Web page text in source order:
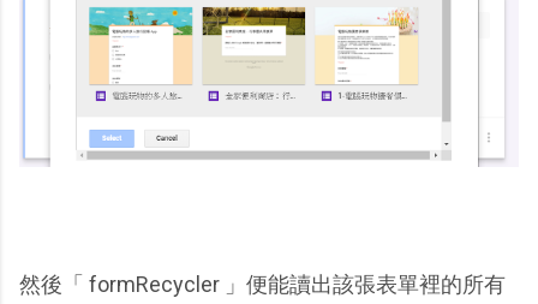
然後「 formRecycler 」便能讀出該張表單裡的所有